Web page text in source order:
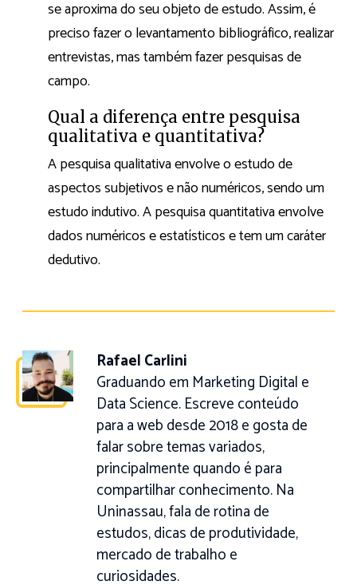
se aproxima do seu objeto de estudo. Assim, é
preciso fazer o levantamento bibliográfico, realizar
entrevistas, mas também fazer pesquisas de
campo.
Qual a diferença entre pesquisa
qualitativa e quantitativa?
A pesquisa qualitativa envolve o estudo de
aspectos subjetivos e não numéricos, sendo um
estudo indutivo. A pesquisa quantitativa envolve
dados numéricos e estatísticos e tem um caráter
dedutivo.
Rafael Carlini
Graduando em Marketing Digital e
Data Science. Escreve conteúdo
para a web desde 2018 e gosta de
falar sobre temas variados,
principalmente quando é para
compartilhar conhecimento. Na
Uninassau, fala de rotina de
estudos, dicas de produtividade,
mercado de trabalho e
curiosidades.